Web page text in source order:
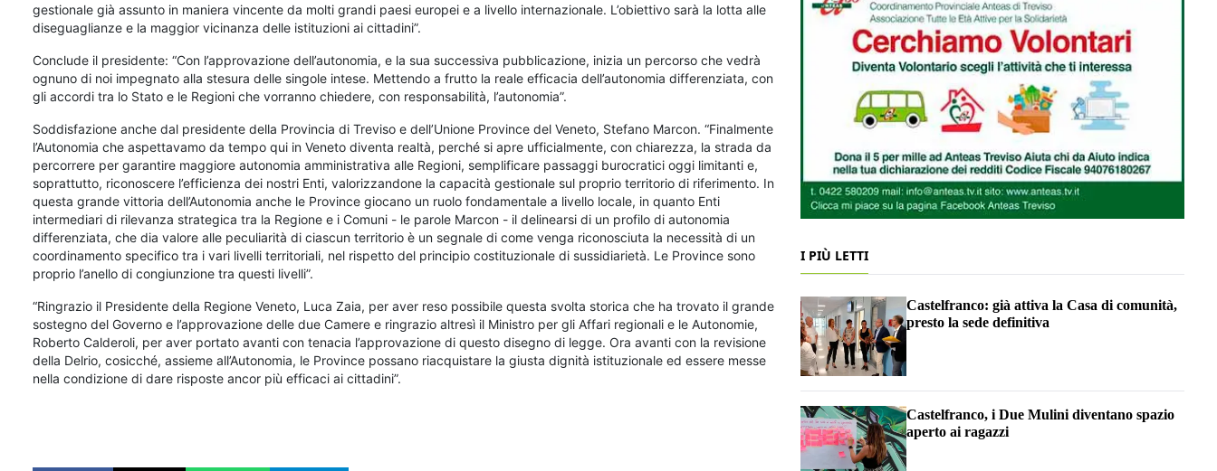
gestionale già assunto in maniera vincente da molti grandi paesi europei e a livello internazionale. L’obiettivo sarà la lotta alle
diseguaglianze e la maggior vicinanza delle istituzioni ai cittadini”.
Conclude il presidente: “Con l’approvazione dell’autonomia, e la sua successiva pubblicazione, inizia un percorso che vedrà
ognuno di noi impegnato alla stesura delle singole intese. Mettendo a frutto la reale efficacia dell’autonomia differenziata, con
gli accordi tra lo Stato e le Regioni che vorranno chiedere, con responsabilità, l’autonomia”.
Soddisfazione anche dal presidente della Provincia di Treviso e dell’Unione Province del Veneto, Stefano Marcon. “Finalmente
l’Autonomia che aspettavamo da tempo qui in Veneto diventa realtà, perché si apre ufficialmente, con chiarezza, la strada da
percorrere per garantire maggiore autonomia amministrativa alle Regioni, semplificare passaggi burocratici oggi limitanti e,
soprattutto, riconoscere l’efficienza dei nostri Enti, valorizzandone la capacità gestionale sul proprio territorio di riferimento. In
questa grande vittoria dell’Autonomia anche le Province giocano un ruolo fondamentale a livello locale, in quanto Enti
intermediari di rilevanza strategica tra la Regione e i Comuni - le parole Marcon - il delinearsi di un profilo di autonomia
differenziata, che dia valore alle peculiarità di ciascun territorio è un segnale di come venga riconosciuta la necessità di un
coordinamento specifico tra i vari livelli territoriali, nel rispetto del principio costituzionale di sussidiarietà. Le Province sono
proprio l’anello di congiunzione tra questi livelli”.
“Ringrazio il Presidente della Regione Veneto, Luca Zaia, per aver reso possibile questa svolta storica che ha trovato il grande
sostegno del Governo e l’approvazione delle due Camere e ringrazio altresì il Ministro per gli Affari regionali e le Autonomie,
Roberto Calderoli, per aver portato avanti con tenacia l’approvazione di questo disegno di legge. Ora avanti con la revisione
della Delrio, cosicché, assieme all’Autonomia, le Province possano riacquistare la giusta dignità istituzionale ed essere messe
nella condizione di dare risposte ancor più efficaci ai cittadini”.
I PIÙ LETTI
Castelfranco: già attiva la Casa di comunità,
presto la sede definitiva
Castelfranco, i Due Mulini diventano spazio
aperto ai ragazzi